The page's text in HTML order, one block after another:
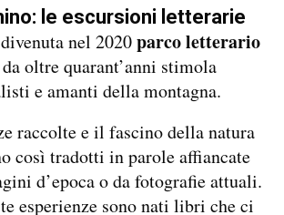
le escursioni letterarie
nel 2020parco letterario
oltre quarant’anni stimola
e amanti della montagna.
raccolte e il fascino della natura
così tradotti in parole affiancate
d’epoca o da fotografie attuali.
esperienze sono nati libri che ci